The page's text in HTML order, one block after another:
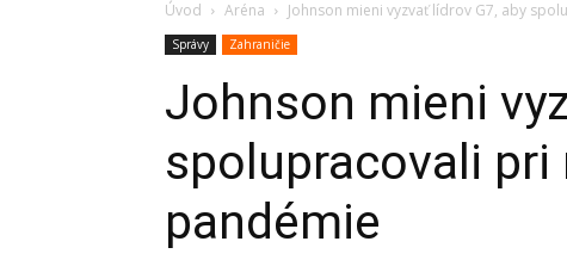
Úvod Aréna Johnson mieni vyzvať lídrov G7, aby
Správy Zahraničie
Johnson mieni
spolupracovali
pandémie